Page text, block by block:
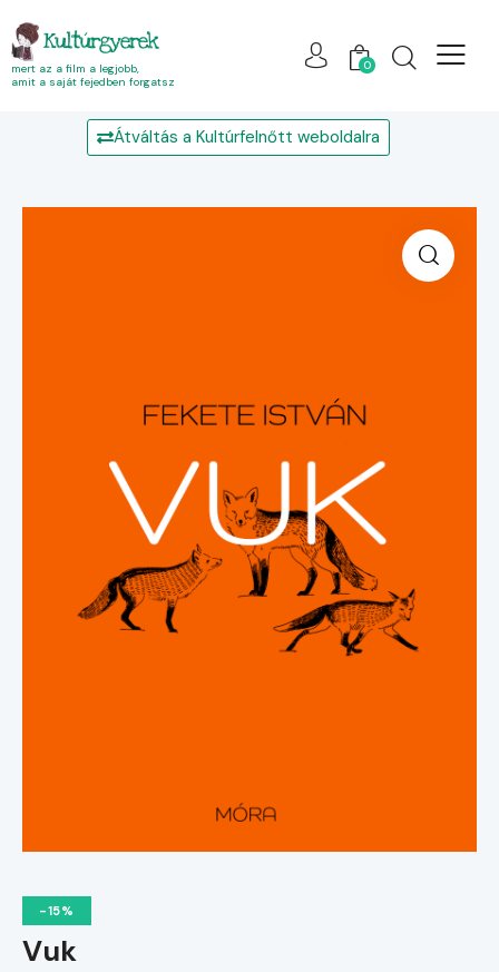
Kultúrgyerek
mert az a film a legjobb,
amit a saját fejedben forgatsz
0
Átváltás a Kultúrfelnőtt weboldalra
-15%
Vuk